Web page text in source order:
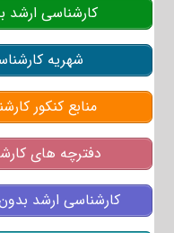
کارشناسی ارشد
شهریه
منابع کنکور
دفترچه های
کارشناسی ارشد